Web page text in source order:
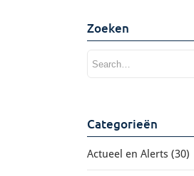
Zoeken
Categorieën
Actueel en Alerts (30)